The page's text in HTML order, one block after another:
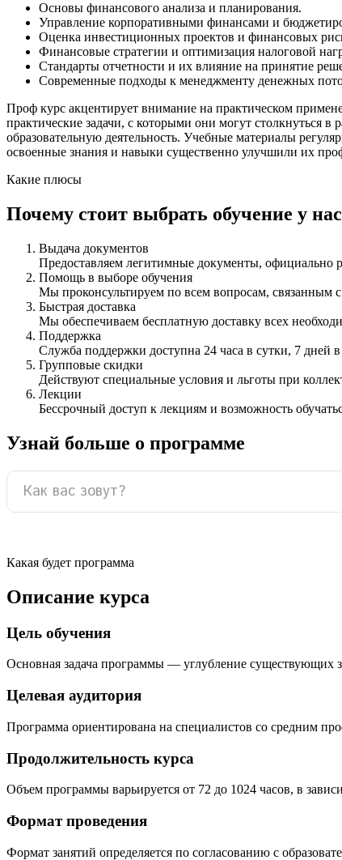
Основы финансового анализа и планирования.
Управление корпоративными финансами и
Оценка инвестиционных проектов и финансовых
Финансовые стратегии и оптимизация налоговой
Стандарты отчетности и их влияние на принятие
Современные подходы к менеджменту денежных
Проф курс акцентирует внимание на практическом
практические задачи, с которыми они могут столкнуться
образовательную деятельность. Учебные материалы
освоенные знания и навыки существенно улучшили их
Какие плюсы
Почему стоит выбрать обучение у нас
Выдача документов
Предоставляем легитимные документы,
Помощь в выборе обучения
Мы проконсультируем по всем вопросам, связанным
Быстрая доставка
Мы обеспечиваем бесплатную доставку всех
Поддержка
Служба поддержки доступна 24 часа в сутки, 7 дней
Групповые скидки
Действуют специальные условия и льготы при
Лекции
Бессрочный доступ к лекциям и возможность
Узнай больше о программе
Какая будет программа
Описание курса
Цель обучения
Основная задача программы — углубление существующих
Целевая аудитория
Программа ориентирована на специалистов со средним
Продолжительность курса
Объем программы варьируется от 72 до 1024 часов, в
Формат проведения
Формат занятий определяется по согласованию с